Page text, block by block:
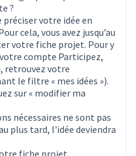
?
votre idée en
cela, vous avez jusqu’au
votre fiche projet. Pour y
compte Participez,
retrouvez votre
le filtre « mes idées »).
sur « modifier ma
nécessaires ne sont pas
plus tard, l'idée deviendra
fiche projet,